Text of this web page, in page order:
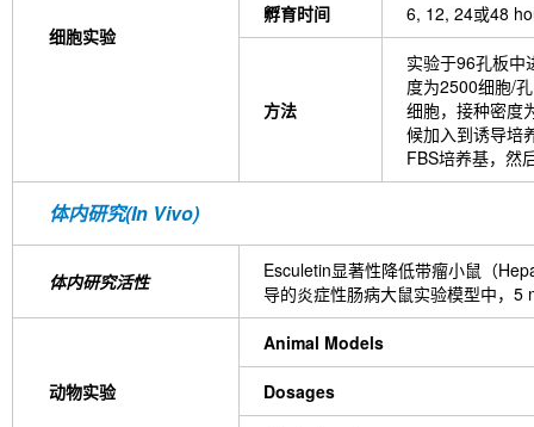
细胞实验
孵育时间 6, 12, 24或48
方法
实验于96孔板中
度为2500细胞/
细胞，接种密度
候加入到诱导培
FBS培养基，然
体内研究(In Vivo)
体内研究活性
Esculetin显著性降低带瘤小鼠（
导的炎症性肠病大鼠实验模型中，
动物实验
Animal Models
Dosages